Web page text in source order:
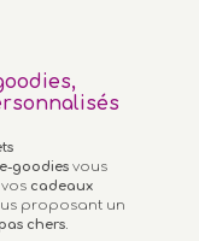
e-goodies vous
cadeaux
proposant un
chers.